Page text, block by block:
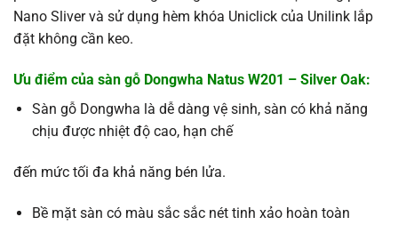
Nano Sliver và sử dụng hèm khóa Uniclick của Unilink lắp
đặt không cần keo.
Ưu điểm của sàn gỗ Dongwha Natus W201 – Silver Oak:
Sàn gỗ Dongwha là dễ dàng vệ sinh, sàn có khả năng
chịu được nhiệt độ cao, hạn chế
đến mức tối đa khả năng bén lửa.
Bề mặt sàn có màu sắc sắc nét tinh xảo hoàn toàn